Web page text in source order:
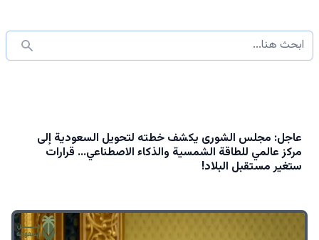
عاجل: مجلس الشورى يكشف خطته لتحويل السعودية إلى
مركز عالمي للطاقة الشمسية والذكاء الاصطناعي… قرارات
ستغير مستقبل البلاد!